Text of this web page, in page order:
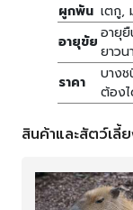
ผูกพัน เตกู,
อายุขัยอายุ
ยาวน
ราคา
บาง
ต้อง
สินค้าและสัตว์เลี้